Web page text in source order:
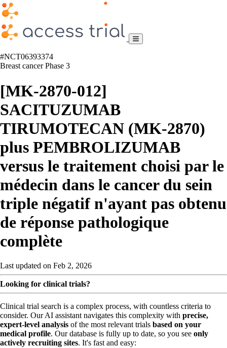
#NCT06393374
Breast cancerPhase 3
[MK-2870-012]
SACITUZUMAB
TIRUMOTECAN (MK-2870)
plus PEMBROLIZUMAB
versus le traitement choisi par le
médecin dans le cancer du sein
triple négatif n'ayant pas obtenu
de réponse pathologique
complète
Last updated on Feb 2, 2026
Looking for clinical trials?
Clinical trial search is a complex process, with countless criteria to
consider. Our AI assistant navigates this complexity with precise,
expert-level analysis of the most relevant trials based on your
medical profile. Our database is fully up to date, so you see only
actively recruiting sites. It's fast and easy: